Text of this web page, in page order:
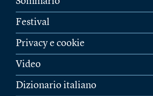
Festival
Privacy e cookie
Video
Dizionario italiano